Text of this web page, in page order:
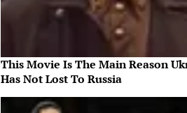
This Movie Is The Main Reason
Has Not Lost To Russia